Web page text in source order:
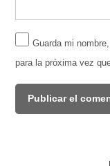
Guarda mi
para la próxima vez